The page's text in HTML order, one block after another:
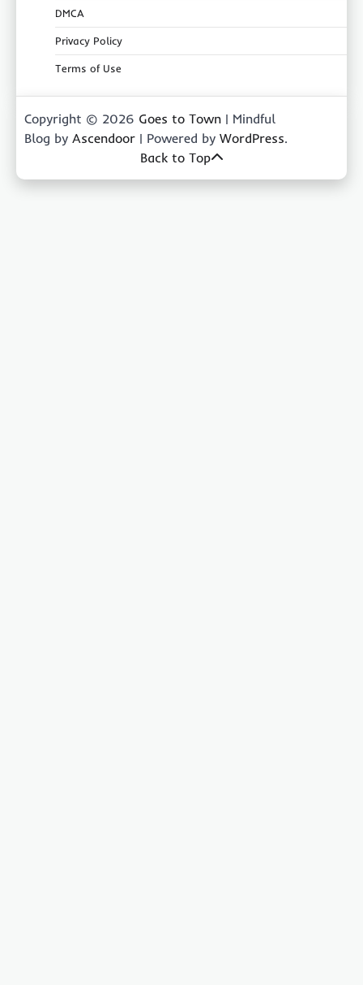
DMCA
Privacy Policy
Terms of Use
Copyright © 2026 Goes to Town | Mindful
Blog by Ascendoor | Powered by WordPress.
Back to Top